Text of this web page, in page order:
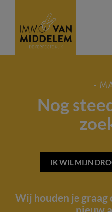
-
Nog
IK WIL MIJN
Wij houden je graag
nieuw